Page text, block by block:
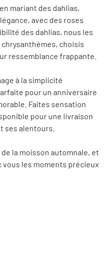
mariant des dahlias,
avec des roses
des dahlias, nous les
choisis
ressemblance frappante.
à la simplicité
pour un anniversaire
Faites sensation
pour une livraison
ses alentours.
la moisson automnale, et
vous les moments précieux